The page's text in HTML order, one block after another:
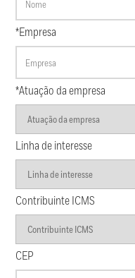
*Empresa
*Atuação da empresa
Linha de interesse
Contribuinte ICMS
CEP